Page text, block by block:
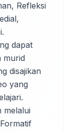
Refleksi
murid
disajikan
yang